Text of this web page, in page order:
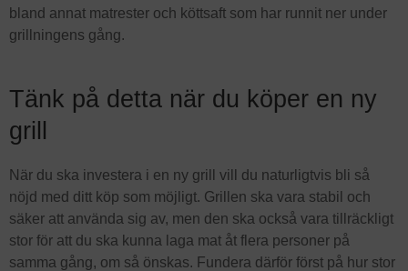
bland annat matrester och köttsaft som har runnit ner under
grillningens gång.
Tänk på detta när du köper en ny
grill
När du ska investera i en ny grill vill du naturligtvis bli så
nöjd med ditt köp som möjligt. Grillen ska vara stabil och
säker att använda sig av, men den ska också vara tillräckligt
stor för att du ska kunna laga mat åt flera personer på
samma gång, om så önskas. Fundera därför först på hur stor